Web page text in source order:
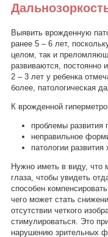
Выявить врожденную
ранее 5 – 6 лет,
целом, так и
развиваются, постоянно
2 – 3 лет у ребенка
более, патологическая
К врожденной
проблемы развития
неправильное
патологии развития
Нужно иметь в виду, что
глаза, чтобы увидеть
способен
чего может стать
отсутствии четкого
стимулироваться. Это
нарушению зрительных